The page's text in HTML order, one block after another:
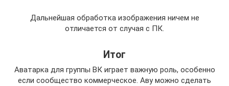
Дальнейшая обработка изображения ничем не
отличается от случая с ПК.
Итог
Аватарка для группы ВК играет важную роль, особенно
если сообщество коммерческое. Аву можно сделать